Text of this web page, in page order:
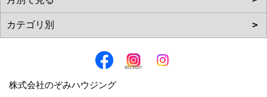
株式会社のぞみハウジング